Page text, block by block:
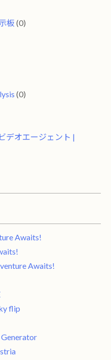
板 (0)
(0)
デオエージェント |
Awaits!
Awaits!
flip